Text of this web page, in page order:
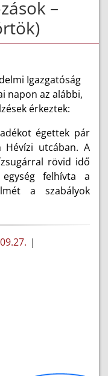
–
Igazgatóság
napon az alábbi,
érkeztek:
égettek pár
Hévízi utcában. A
rövid idő
felhívta a
a szabályok
|